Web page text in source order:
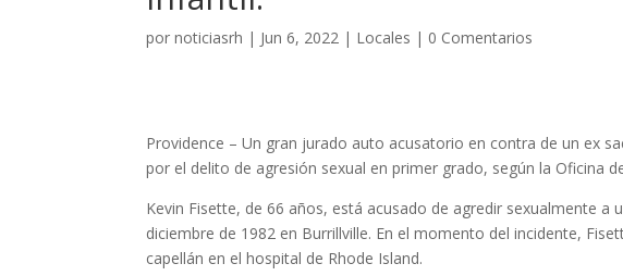
pornoticiasrh | Jun 6, 2022 | Locales | 0 Comentarios
Providence – Un gran jurado auto acusatorio en contra de un ex
por el delito de agresión sexual en primer grado, según la Oficina
Kevin Fisette, de 66 años, está acusado de agredir sexualmente a
diciembre de 1982 en Burrillville. En el momento del incidente,
capellán en el hospital de Rhode Island.